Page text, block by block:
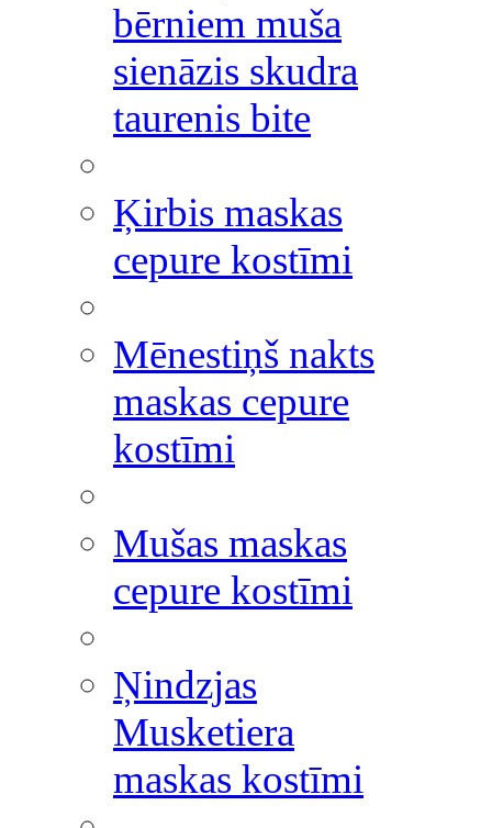
bērniem muša
sienāzis skudra
taurenis bite
Ķirbis maskas
cepure kostīmi
Mēnestiņš nakts
maskas cepure
kostīmi
Mušas maskas
cepure kostīmi
Ņindzjas
Musketiera
maskas kostīmi